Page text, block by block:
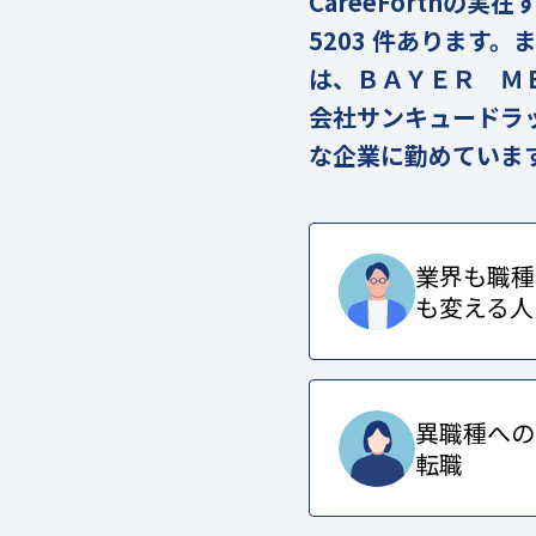
5203 件あります。
は、ＢＡＹＥＲ Ｍ
会社サンキュードラ
な企業に勤めていま
業界も職種
も変える人
異職種への
転職